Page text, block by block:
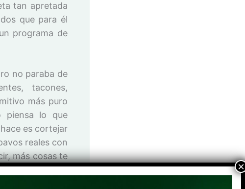
tan apretada
que para él
programa de
no paraba de
tacones,
más puro
piensa lo que
es cortejar
reales con
más cosas te
inversamente
contra de los